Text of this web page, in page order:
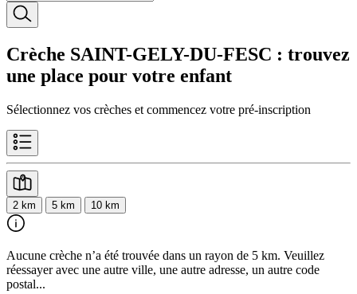
Crèche SAINT-GELY-DU-FESC : trouvez
une place pour votre enfant
Sélectionnez vos crèches et commencez votre pré-inscription
2 km 5 km 10 km
Aucune crèche n’a été trouvée dans un rayon de 5 km. Veuillez
réessayer avec une autre ville, une autre adresse, un autre code
postal...